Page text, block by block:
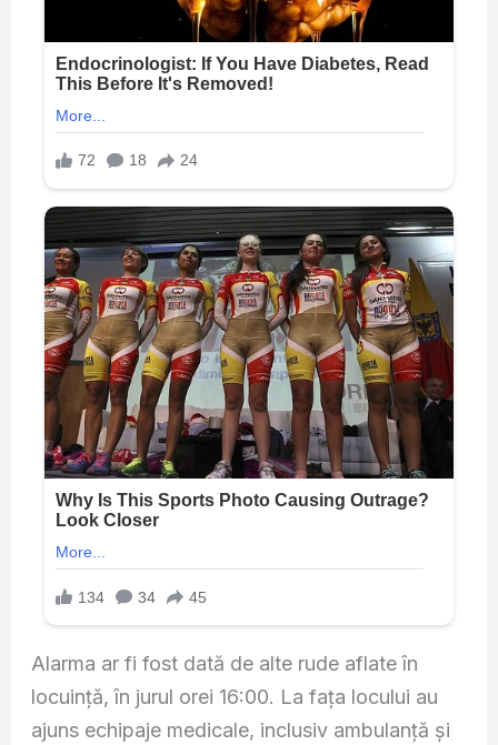
Alarma ar fi fost dată de alte rude aflate în
locuință, în jurul orei 16:00. La fața locului au
ajuns echipaje medicale, inclusiv ambulanță și